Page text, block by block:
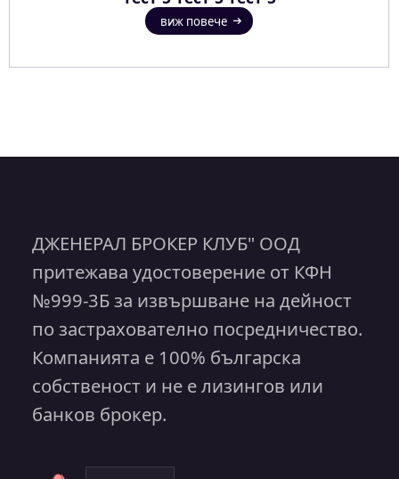
виж повече
ДЖЕНЕРАЛ БРОКЕР КЛУБ" ООД
притежава удостоверение от КФН
№999-3Б за извършване на дейност
по застрахователно посредничество.
Компанията е 100% българска
собственост и не е лизингов или
банков брокер.